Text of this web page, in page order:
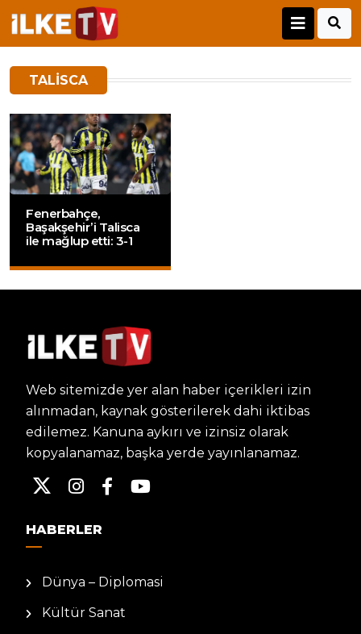
TALISCA
Fenerbahçe,
Başakşehir’i Talisca
ile mağlup etti: 3-1
Web sitemizde yer alan haber içerikleri izin
alınmadan, kaynak gösterilerek dahi iktibas
edilemez. Kanuna aykırı ve izinsiz olarak
kopyalanamaz, başka yerde yayınlanamaz.
HABERLER
Dünya – Diplomasi
Kültür Sanat